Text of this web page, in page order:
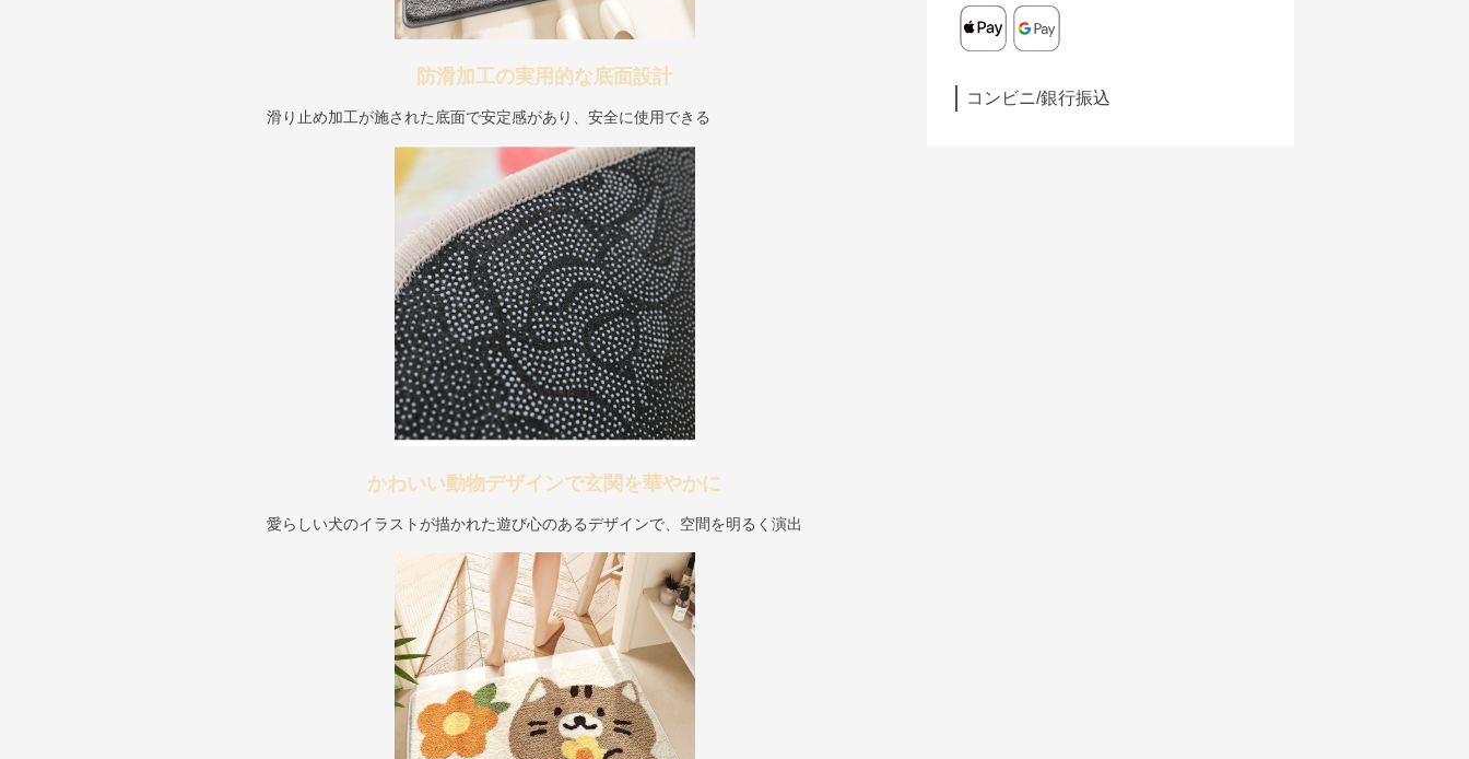
防滑加工の実用的な底面設計
滑り止め加工が施された底面で安定感があり、安全に使用できる
かわいい動物デザインで玄関を華やかに
愛らしい犬のイラストが描かれた遊び心のあるデザインで、空間を明るく演出
コンビニ/銀行振込